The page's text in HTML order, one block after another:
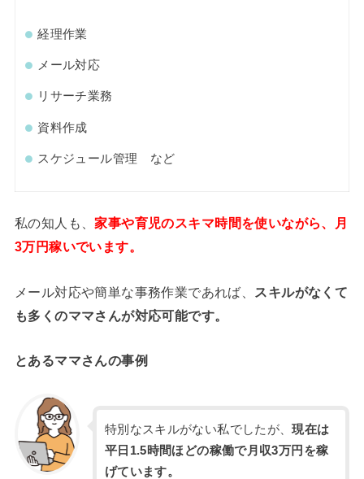
経理作業
メール対応
リサーチ業務
資料作成
スケジュール管理 など
私の知人も、家事や育児のスキマ時間を使いながら、月
3万円稼いでいます。
メール対応や簡単な事務作業であれば、 スキルがなくて
も多くのママさんが対応可能です。
とあるママさんの事例
特別なスキルがない私でしたが、現在は
平日1.5時間ほどの稼働で月収3万円を稼
げています。